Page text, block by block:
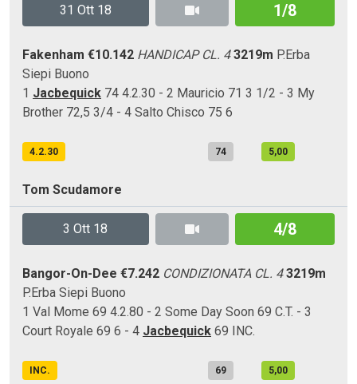
31 Ott 18 1/8
Fakenham €10.142 HANDICAP CL. 4 3219m P.Erba
Siepi Buono
1 Jacbequick 74 4.2.30 - 2 Mauricio 71 3 1/2 - 3 My
Brother 72,5 3/4 - 4 Salto Chisco 75 6
4.2.30 74 5,00
Tom Scudamore
3 Ott 18 4/8
Bangor-On-Dee €7.242 CONDIZIONATA CL. 4 3219m
P.Erba Siepi Buono
1 Val Mome 69 4.2.80 - 2 Some Day Soon 69 C.T. - 3
Court Royale 69 6 - 4 Jacbequick 69 INC.
INC. 69 5,00